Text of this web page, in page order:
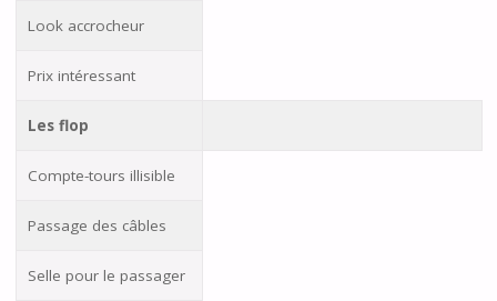
Look accrocheur
Prix intéressant
Les flop
Compte-tours illisible
Passage des câbles
Selle pour le passager